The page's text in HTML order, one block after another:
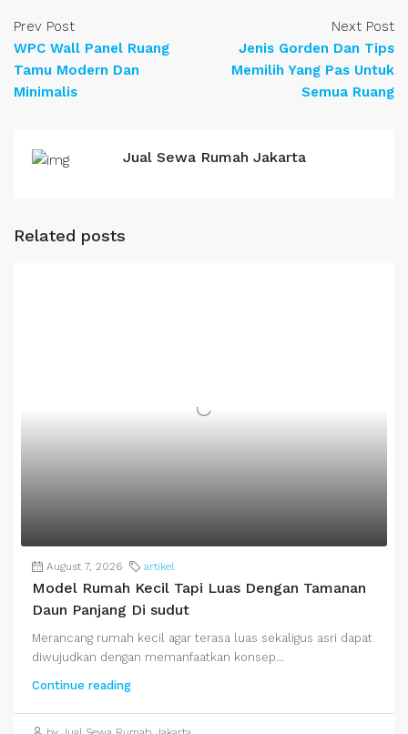
Prev Post
WPC Wall Panel Ruang
Tamu Modern Dan
Minimalis
Next Post
Jenis Gorden Dan Tips
Memilih Yang Pas Untuk
Semua Ruang
Jual Sewa Rumah Jakarta
Related posts
August 7, 2026 artikel
Model Rumah Kecil Tapi Luas Dengan Tamanan
Daun Panjang Di sudut
Merancang rumah kecil agar terasa luas sekaligus asri dapat
diwujudkan dengan memanfaatkan konsep...
Continue reading